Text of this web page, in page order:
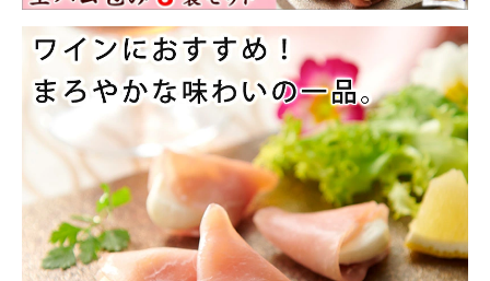
価格別
お問い合わせ
ご利用ガイド
直営店